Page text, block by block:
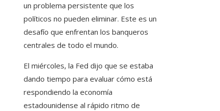
un problema persistente que los
políticos no pueden eliminar. Este es un
desafío que enfrentan los banqueros
centrales de todo el mundo.
El miércoles, la Fed dijo que se estaba
dando tiempo para evaluar cómo está
respondiendo la economía
estadounidense al rápido ritmo de